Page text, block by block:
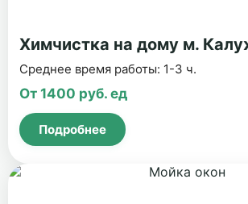
Химчистка на дому м.
Среднее время работы: 1-3 ч.
От 1400 руб. ед
Подробнее